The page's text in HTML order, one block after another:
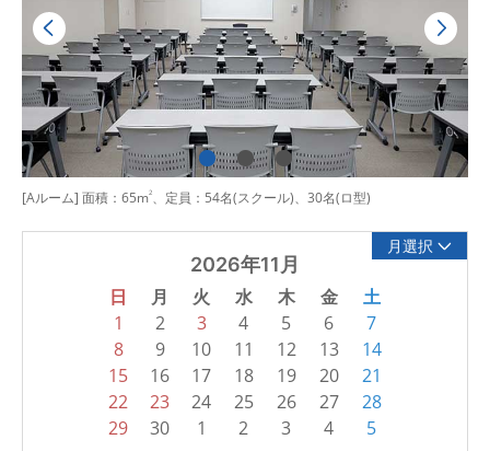
[Aルーム] 面積：65m2、定員：54名(スクール)、30名(ロ型)
月選択
2026年11月
日 月 火 水 木 金 土
1 2 3 4 5 6
7
8
9 10 11 12 13
14
15
16 17 18 19 20
21
22
23 24 25 26 27
28
29
30 1 2 3 4 5